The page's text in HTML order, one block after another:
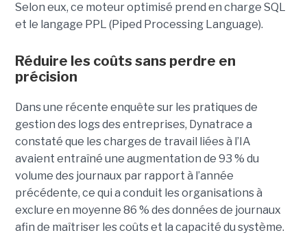
Selon eux, ce moteur optimisé prend en charge SQL
et le langage PPL (Piped Processing Language).
Réduire les coûts sans perdre en
précision
Dans une récente enquête sur les pratiques de
gestion des logs des entreprises, Dynatrace a
constaté que les charges de travail liées à l’IA
avaient entraîné une augmentation de 93 % du
volume des journaux par rapport à l’année
précédente, ce qui a conduit les organisations à
exclure en moyenne 86 % des données de journaux
afin de maîtriser les coûts et la capacité du système.